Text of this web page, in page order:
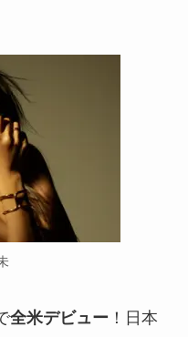
全米デビュー ！日本